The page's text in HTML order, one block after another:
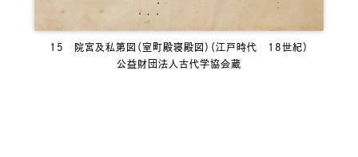
15 院宮及私第図（室町殿寝殿図）（江戸時代 18世紀）
公益財団法人古代学協会蔵